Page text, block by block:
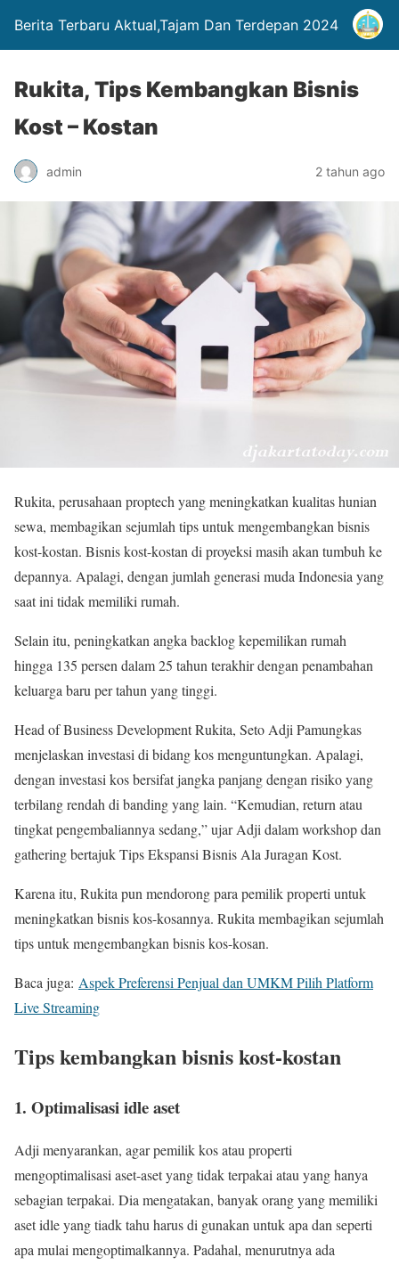
Berita Terbaru Aktual,Tajam Dan Terdepan 2024
Rukita, Tips Kembangkan Bisnis
Kost – Kostan
admin 2 tahun ago
Rukita, perusahaan proptech yang meningkatkan kualitas hunian
sewa, membagikan sejumlah tips untuk mengembangkan bisnis
kost-kostan. Bisnis kost-kostan di proyeksi masih akan tumbuh ke
depannya. Apalagi, dengan jumlah generasi muda Indonesia yang
saat ini tidak memiliki rumah.
Selain itu, peningkatkan angka backlog kepemilikan rumah
hingga 135 persen dalam 25 tahun terakhir dengan penambahan
keluarga baru per tahun yang tinggi.
Head of Business Development Rukita, Seto Adji Pamungkas
menjelaskan investasi di bidang kos menguntungkan. Apalagi,
dengan investasi kos bersifat jangka panjang dengan risiko yang
terbilang rendah di banding yang lain. “Kemudian, return atau
tingkat pengembaliannya sedang,” ujar Adji dalam workshop dan
gathering bertajuk Tips Ekspansi Bisnis Ala Juragan Kost.
Karena itu, Rukita pun mendorong para pemilik properti untuk
meningkatkan bisnis kos-kosannya. Rukita membagikan sejumlah
tips untuk mengembangkan bisnis kos-kosan.
Baca juga: Aspek Preferensi Penjual dan UMKM Pilih Platform
Live Streaming
Tips kembangkan bisnis kost-kostan
1. Optimalisasi idle aset
Adji menyarankan, agar pemilik kos atau properti
mengoptimalisasi aset-aset yang tidak terpakai atau yang hanya
sebagian terpakai. Dia mengatakan, banyak orang yang memiliki
aset idle yang tiadk tahu harus di gunakan untuk apa dan seperti
apa mulai mengoptimalkannya. Padahal, menurutnya ada